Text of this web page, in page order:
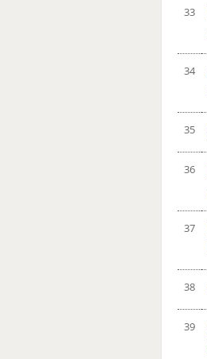
33
34
35
36
37
38
39